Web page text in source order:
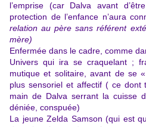
l’emprise (car Dalva avant
protection de l’enfance n’aura
relation au père sans référent
mère)
Enfermée dans le cadre, comme
Univers qui ira se craquelant ;
mutique et solitaire, avant de se
plus sensoriel et affectif ( ce dont
main de Dalva serrant la cuisse
déniée, conspuée)
La jeune Zelda Samson (qui est